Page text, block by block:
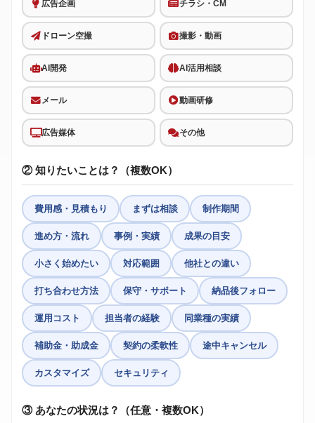
広告企画 チラシ・CM
ドローン空撮 撮影・動画
AI開発 AI活用相談
メール 動画研修
広告媒体 その他
② 知りたいことは？（複数OK）
費用感・見積もり まずは相談 制作期間
進め方・流れ 事例・実績 成果の目安
小さく始めたい 対応範囲 他社との違い
打ち合わせ方法 保守・サポート 納品後フォロー
運用コスト 担当者の経験 同業種の実績
補助金・助成金 契約の柔軟性 途中キャンセル
カスタマイズ セキュリティ
③ あなたの状況は？（任意・複数OK）